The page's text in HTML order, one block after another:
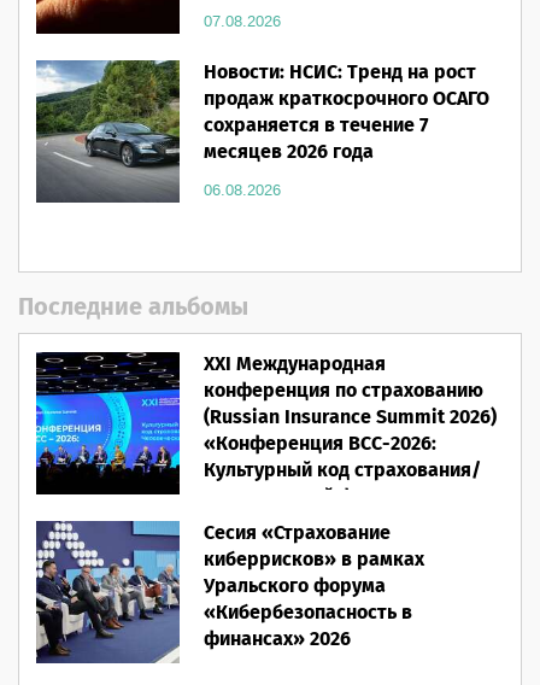
07.08.2026
Новости: НСИС: Тренд на рост
продаж краткосрочного ОСАГО
сохраняется в течение 7
месяцев 2026 года
06.08.2026
Последние альбомы
XXI Международная
конференция по страхованию
(Russian Insurance Summit 2026)
«Конференция ВСС-2026:
Культурный код страхования/
Человеческий фактор»
28.05.2026
Сесия «Страхование
киберрисков» в рамках
Уральского форума
«Кибербезопасность в
финансах» 2026